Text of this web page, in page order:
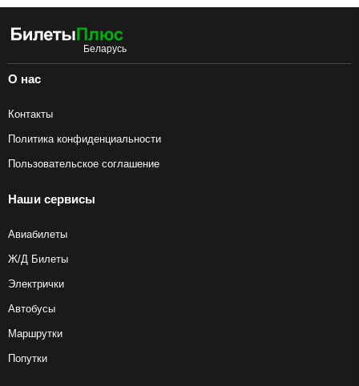
О нас
Контакты
Политика конфиденциальности
Пользовательское соглашение
Наши сервисы
Авиабилеты
Ж/Д Билеты
Электрички
Автобусы
Маршрутки
Попутки